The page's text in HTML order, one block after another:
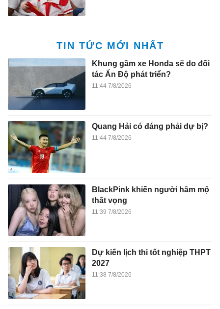
TIN TỨC MỚI NHẤT
Khung gầm xe Honda sẽ do đối
tác Ấn Độ phát triển?
11:44 7/8/2026
Quang Hải có đáng phải dự bị?
11:44 7/8/2026
BlackPink khiến người hâm mộ
thất vọng
11:39 7/8/2026
Dự kiến lịch thi tốt nghiệp THPT
2027
11:38 7/8/2026